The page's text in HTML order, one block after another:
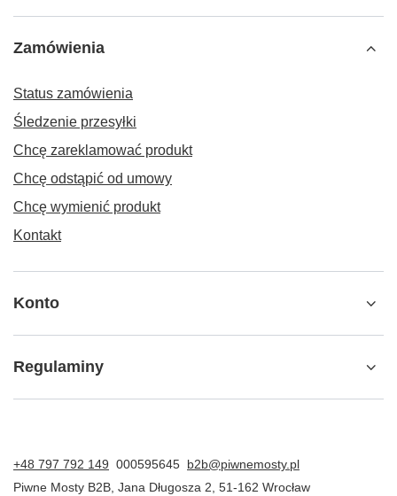
Zamówienia
Status zamówienia
Śledzenie przesyłki
Chcę zareklamować produkt
Chcę odstąpić od umowy
Chcę wymienić produkt
Kontakt
Konto
Regulaminy
+48 797 792 149 000595645 b2b@piwnemosty.pl
Piwne Mosty B2B Jana Długosza 2 51-162 Wrocław